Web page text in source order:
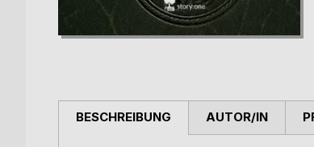
BESCHREIBUNG AUTOR/IN